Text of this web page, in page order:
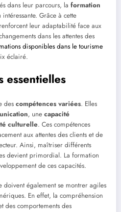
dans leur parcours, la formation
Grâce à cette
leur adaptabilité face aux
dans les attentes des
disponibles dans le tourisme
éclairé.
essentielles
des compétences variées. Elles
, une capacité
culturelle. Ces compétences
aux attentes des clients et de
Ainsi, maîtriser différents
devient primordial. La formation
de ces capacités.
doivent également se montrer agiles
En effet, la compréhension
des comportements des